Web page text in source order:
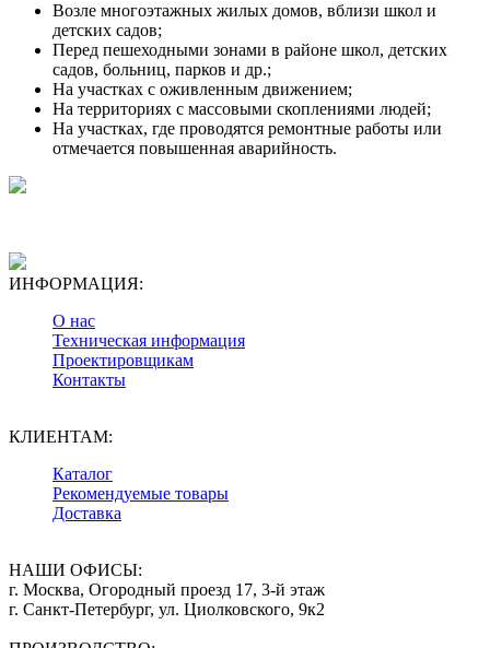
Возле многоэтажных жилых домов, вблизи школ и
детских садов;
Перед пешеходными зонами в районе школ, детских
садов, больниц, парков и др.;
На участках с оживленным движением;
На территориях с массовыми скоплениями людей;
На участках, где проводятся ремонтные работы или
отмечается повышенная аварийность.
ИНФОРМАЦИЯ:
О нас
Техническая информация
Проектировщикам
Контакты
КЛИЕНТАМ:
Каталог
Рекомендуемые товары
Доставка
НАШИ ОФИСЫ:
г. Москва, Огородный проезд 17, 3-й этаж
г. Санкт-Петербург, ул. Циолковского, 9к2